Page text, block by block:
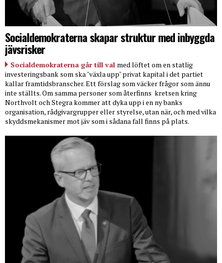
Socialdemokraterna skapar struktur med inbyggda
jävsrisker
Socialdemokraterna går till val med löftet om en statlig
investeringsbank som ska "växla upp" privat kapital i det partiet
kallar framtidsbranscher. Ett förslag som väcker frågor som ännu
inte ställts. Om samma personer som återfinns kretsen kring
Northvolt och Stegra kommer att dyka upp i en ny banks
organisation, rådgivargrupper eller styrelse, utan när, och med vilka
skyddsmekanismer mot jäv som i sådana fall finns på plats.